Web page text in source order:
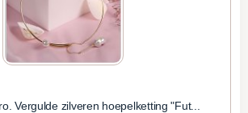
Vergulde zilveren hoepelketting "Fut...